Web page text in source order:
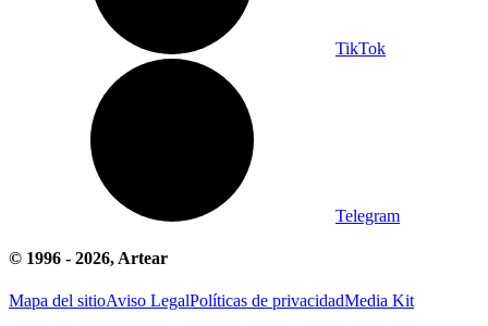
TikTok
Telegram
© 1996 - 2026, Artear
Mapa del sitioAviso LegalPolíticas de privacidadMedia Kit